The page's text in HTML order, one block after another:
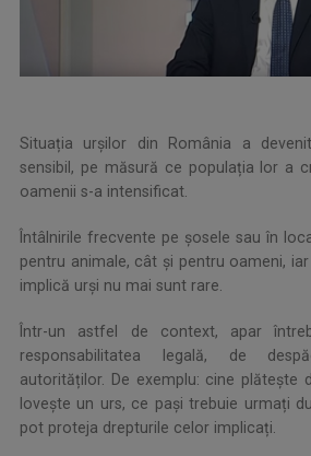
Situația urșilor din România a
sensibil, pe măsură ce populația lor a
oamenii s-a intensificat.
Întâlnirile frecvente pe șosele sau în
pentru animale, cât și pentru oameni,
implică urși nu mai sunt rare.
Într-un astfel de context, apar
responsabilitatea legală, de
autorităților. De exemplu: cine plătește
lovește un urs, ce pași trebuie urmați
pot proteja drepturile celor implicați.